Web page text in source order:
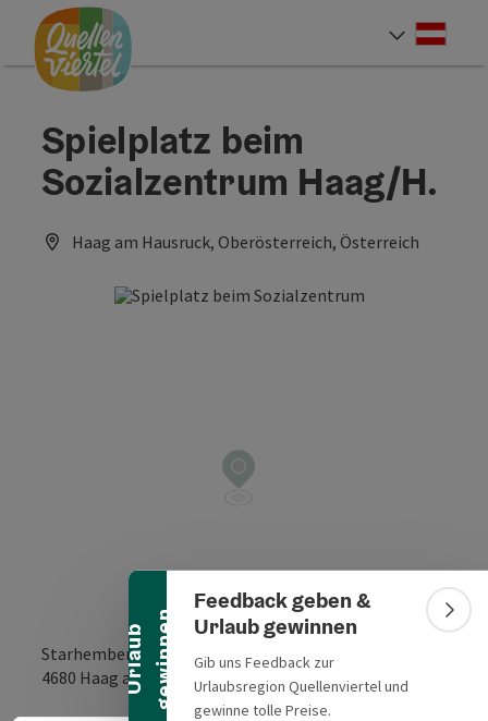
Zum Inhalt
Zur Navigation
Zum Seitenanfang
U
r
l
a
u
b
g
e
w
i
n
n
e n
Banner einklappen
Feedback geben &
Urlaub gewinnen
Gib uns Feedback zur
Urlaubsregion Quellenviertel und
gewinne tolle Preise.
Spielplatz beim
Sozialzentrum Haag/H.
Haag am Hausruck, Oberösterreich, Österreich
Starhemberg 19
4680 Haag am Hausruck in Google